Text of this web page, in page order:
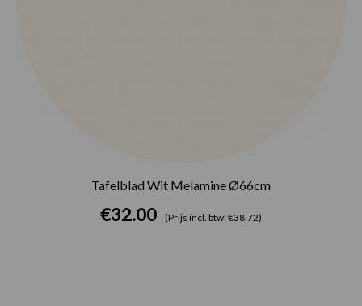
Tafelblad Wit Melamine Ø66cm
€32.00 (Prijs incl. btw: €38,72)